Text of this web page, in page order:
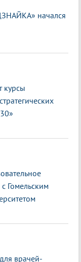
начался
курсы
Гомельским
врачей-